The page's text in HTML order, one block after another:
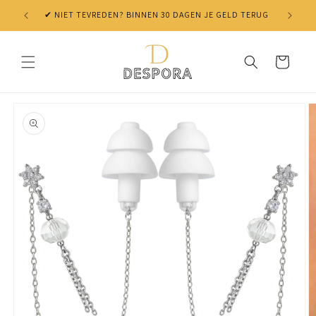
Skip to
content
✔ NIET TEVREDEN? BINNEN 30 DAGEN JE GELD TERUG
Cart
product
information